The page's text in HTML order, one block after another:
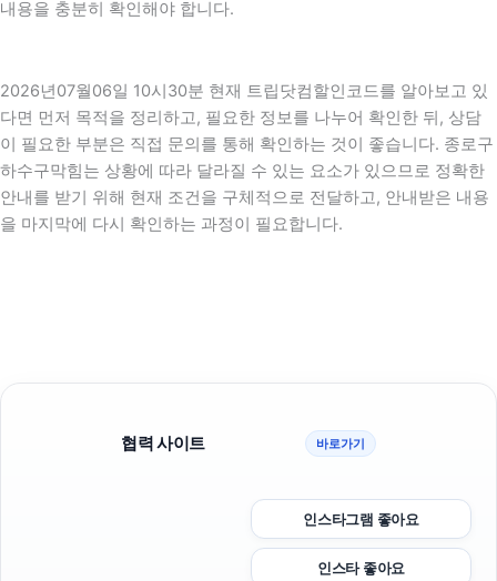
내용을 충분히 확인해야 합니다.
2026년07월06일 10시30분 현재 트립닷컴할인코드를 알아보고 있
다면 먼저 목적을 정리하고, 필요한 정보를 나누어 확인한 뒤, 상담
이 필요한 부분은 직접 문의를 통해 확인하는 것이 좋습니다. 종로구
하수구막힘는 상황에 따라 달라질 수 있는 요소가 있으므로 정확한
안내를 받기 위해 현재 조건을 구체적으로 전달하고, 안내받은 내용
을 마지막에 다시 확인하는 과정이 필요합니다.
협력 사이트 바로가기
인스타그램 좋아요
인스타 좋아요